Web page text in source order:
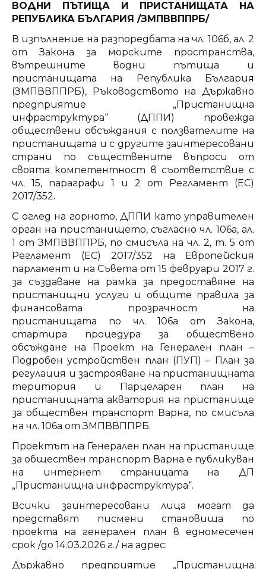
ВОДНИ ПЪТИЩА И ПРИСТАНИЩАТА НА
РЕПУБЛИКА БЪЛГАРИЯ /ЗМПВВППРБ/
В изпълнение на разпоредбата на чл. 106б, ал. 2
от Закона за морските пространства,
вътрешните водни пътища и
пристанищата на Република България
(ЗМПВВППРБ), Ръководството на Държавно
предприятие „Пристанищна
инфраструктура“ (ДППИ) провежда
обществени обсъждания с ползвателите на
пристанищата и с другите заинтересовани
страни по съществените въпроси от
своята компетентност в съответствие с
чл. 15, параграфи 1 и 2 от Регламент (ЕС)
2017/352.
С оглед на горното, ДППИ като управителен
орган на пристанището, съгласно чл. 106а, ал.
1 от ЗМПВВППРБ, по смисъла на чл. 2, т. 5 от
Регламент (ЕС) 2017/352 на Европейския
парламент и на Съвета от 15 февруари 2017 г.
за създаване на рамка за предоставяне на
пристанищни услуги и общите правила за
финансовата прозрачност на
пристанищата по чл. 106а от Закона,
стартира процедура за обществено
обсъждане на Проект на Генерален план –
Подробен устройствен план (ПУП) – План за
регулация и застрояване на пристанищната
територия и Парцеларен план на
пристанищната акватория на пристанище
за обществен транспорт Варна, по смисъла
на чл. 106а от ЗМПВВППРБ.
Проектът на Генерален план на пристанище
за обществен транспорт Варна е публикуван
на интернет страницата на ДП
„Пристанищна инфраструктура“.
Всички заинтересовани лица могат да
представят писмени становища по
проекта на генерален план в едномесечен
срок /до 14.03.2026 г./ на адрес:
Държавно предприятие „Пристанищна